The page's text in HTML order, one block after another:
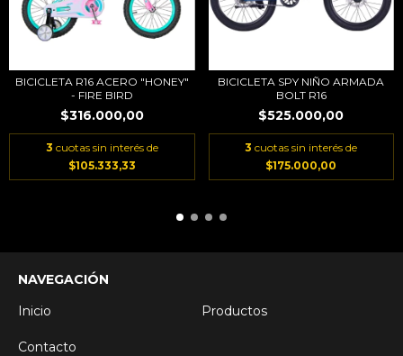
BICICLETA R16 ACERO "HONEY"
- FIRE BIRD
$316.000,00
3 cuotas sin interés de
$105.333,33
BICICLETA SPY NIÑO ARMADA
BOLT R16
$525.000,00
3 cuotas sin interés de
$175.000,00
NAVEGACIÓN
Inicio
Productos
Contacto